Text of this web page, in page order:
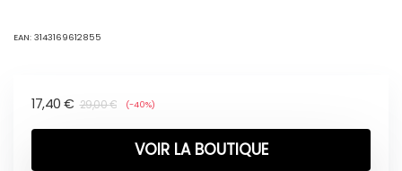
EAN: 3143169612855
29,00€
17,40 € (-40%)
VOIR LA BOUTIQUE